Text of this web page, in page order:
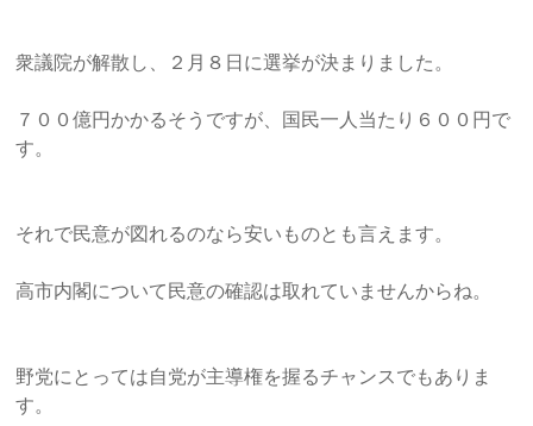
「人
く
り・
づ
り・
作
り」
衆議院が解散し、２月８日に選挙が決まりました。
７００億円かかるそうですが、国民一人当たり６００円で
す。
それで民意が図れるのなら安いものとも言えます。
高市内閣について民意の確認は取れていませんからね。
野党にとっては自党が主導権を握るチャンスでもありま
す。